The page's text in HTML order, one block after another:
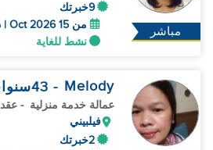
مباشر
9خبرتك
من 15 Oct 2026 | دوام كامل
نشط للغاية
Melody
- 43
عمالة خدمة منزلية -
فيلبيني
2خبرتك